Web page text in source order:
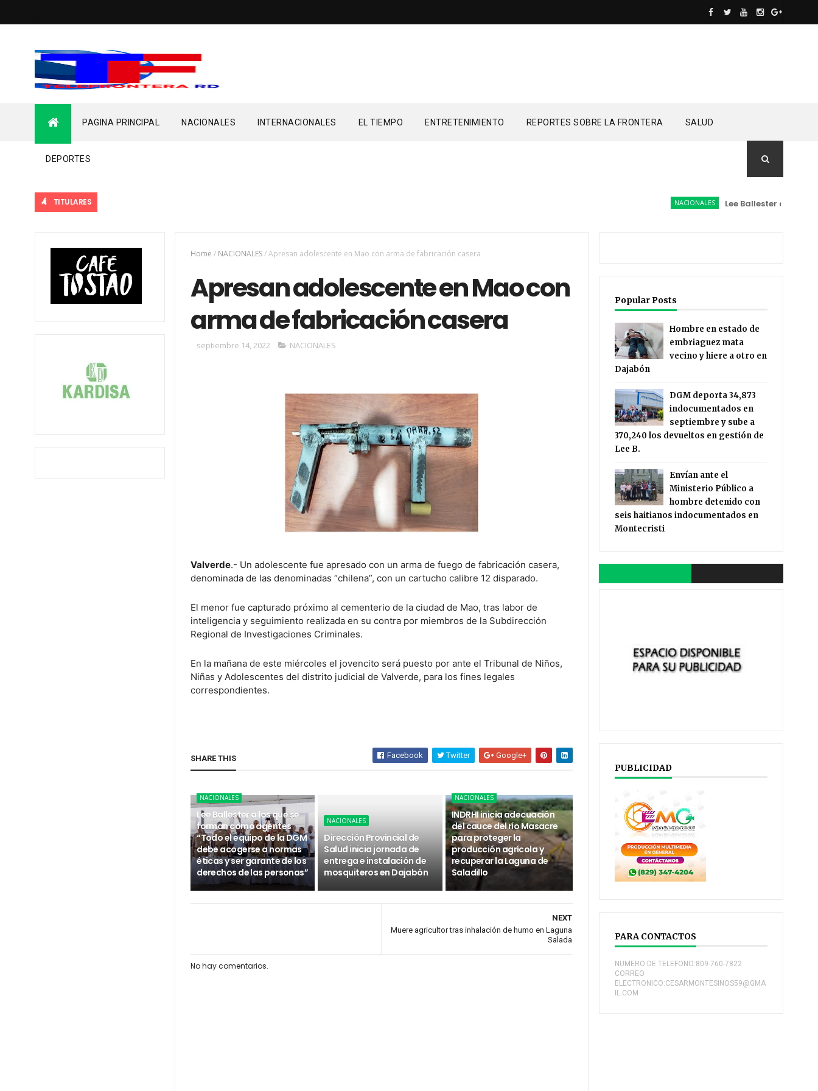
PAGINA PRINCIPAL NACIONALES INTERNACIONALES EL TIEMPO ENTRETENIMIENTO REPORTES SOBRE LA FRONTERA SALUD
DEPORTES
TITULARES NACIONALES Lee Ballester a los que
Home / NACIONALES/Apresan adolescente en Mao con arma de fabricación casera
Apresan adolescente en Mao con
arma de fabricación casera
septiembre 14, 2022 NACIONALES
Valverde.- Un adolescente fue apresado con un arma de fuego de fabricación casera,
denominada de las denominadas “chilena”, con un cartucho calibre 12 disparado.
El menor fue capturado próximo al cementerio de la ciudad de Mao, tras labor de
inteligencia y seguimiento realizada en su contra por miembros de la Subdirección
Regional de Investigaciones Criminales.
En la mañana de este miércoles el jovencito será puesto por ante el Tribunal de Niños,
Niñas y Adolescentes del distrito judicial de Valverde, para los fines legales
correspondientes.
SHARE THIS Facebook Twitter Google+
NACIONALES
Lee Ballester a los que se
forman como agentes
“Todo el equipo de la DGM
debe acogerse a normas
éticas y ser garante de los
derechos de las personas”
NACIONALES
Dirección Provincial de
Salud inicia jornada de
entrega e instalación de
mosquiteros en Dajabón
NACIONALES
INDRHI inicia adecuación
del cauce del río Masacre
para proteger la
producción agrícola y
recuperar la Laguna de
Saladillo
NEXT
Muere agricultor tras inhalación de humo en Laguna
Salada
No hay comentarios.
Popular Posts
Hombre en estado de
embriaguez mata
vecino y hiere a otro en
Dajabón
DGM deporta 34,873
indocumentados en
septiembre y sube a
370,240 los devueltos en gestión de
Lee B.
Envían ante el
Ministerio Público a
hombre detenido con
seis haitianos indocumentados en
Montecristi
PUBLICIDAD
PARA CONTACTOS
NUMERO DE TELEFONO:809-760-7822
CORREO
ELECTRONICO:CESARMONTESINOS59@GMA
IL.COM